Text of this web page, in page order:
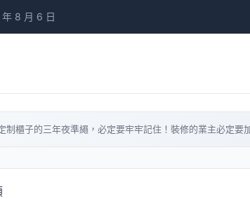
8 月 6 日
制櫃子的三年夜準繩，必定要牢牢記住！裝修的業主必定要